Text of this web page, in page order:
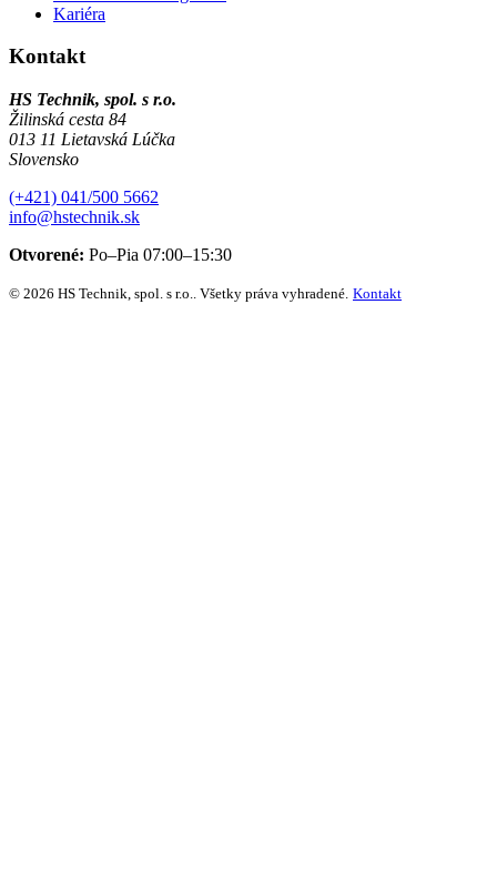
Kariéra
Kontakt
HS Technik, spol. s r.o.
Žilinská cesta 84
013 11 Lietavská Lúčka
Slovensko
(+421) 041/500 5662
info@hstechnik.sk
Otvorené: Po–Pia 07:00–15:30
© 2026 HS Technik, spol. s r.o.. Všetky práva vyhradené. Kontakt